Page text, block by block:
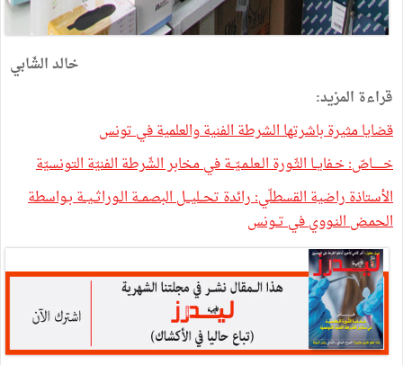
خالد الشّابي
قراءة المزيد:
قضايا مثيرة باشرتها الشرطة الفنية والعلمية في تونس
خــــــاصّ: خـفايــا الثّـورة الـعلـمـيّــة في مخابر الشّرطة الفنيّة التونسيّة
الأستاذة راضية القسطلّي: رائدة تحــليـــل البصمــة الـوراثــيــة بـواسطة
الحمـض النـووي في تــونس